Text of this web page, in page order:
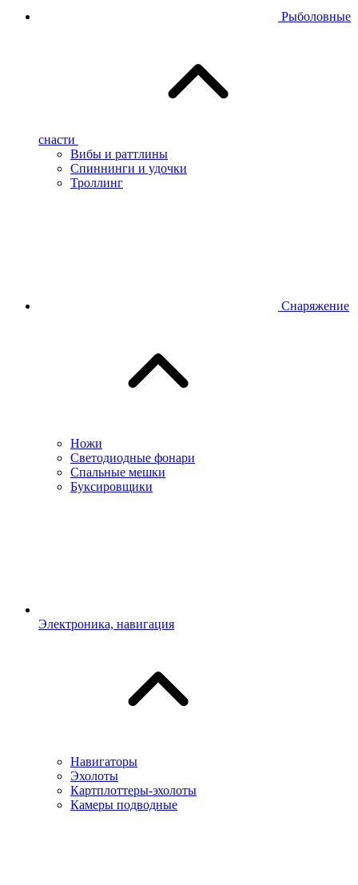
Рыболовные
снасти
Вибы и раттлины
Спиннинги и удочки
Троллинг
Снаряжение
Ножи
Светодиодные фонари
Спальные мешки
Буксировщики
Электроника, навигация
Навигаторы
Эхолоты
Картплоттеры-эхолоты
Камеры подводные